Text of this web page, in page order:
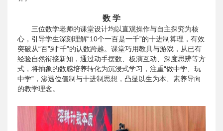
数 学
三位数学老师的课堂设计均以直观操作与自主探究为核
心，引导学生深刻理解“10个一百是一千”的十进制算理，有效
突破从“百”到“千”的认数跨越。课堂巧用教具与游戏，从已有
经验自然衔接新知，通过动手摆数、板演互动、深度思辨等方
式，将抽象的数感培养转化为沉浸式学习，注重“做中学、玩
中学”，渗透位值制与十进制思想，凸显以生为本、素养导向
的教学理念。